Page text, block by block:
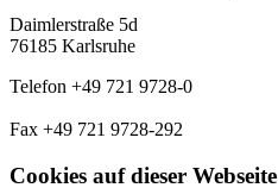
Daimlerstraße 5d
76185 Karlsruhe
Telefon +49 721 9728-0
Fax +49 721 9728-292
Cookies auf dieser Webseite